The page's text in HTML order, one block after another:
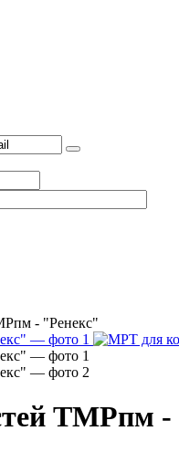
- "Ренекс"
ТМРпм -